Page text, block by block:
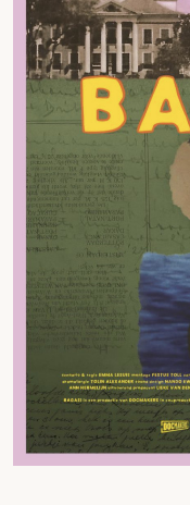
Rad-Ish
Webdocu
Fragmenta
Vrij Beton
Vrije Ruimte
AA Talks
Ringfeest
AA Academy
Members
Log in to portal
CMS for venues